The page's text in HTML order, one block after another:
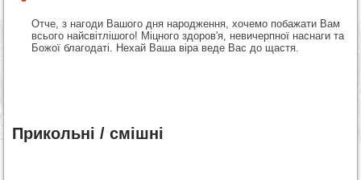
Отче, з нагоди Вашого дня народження, хочемо побажати Вам
всього найсвітлішого! Міцного здоров'я, невичерпної наснаги та
Божої благодаті. Нехай Ваша віра веде Вас до щастя.
Прикольні / смішні